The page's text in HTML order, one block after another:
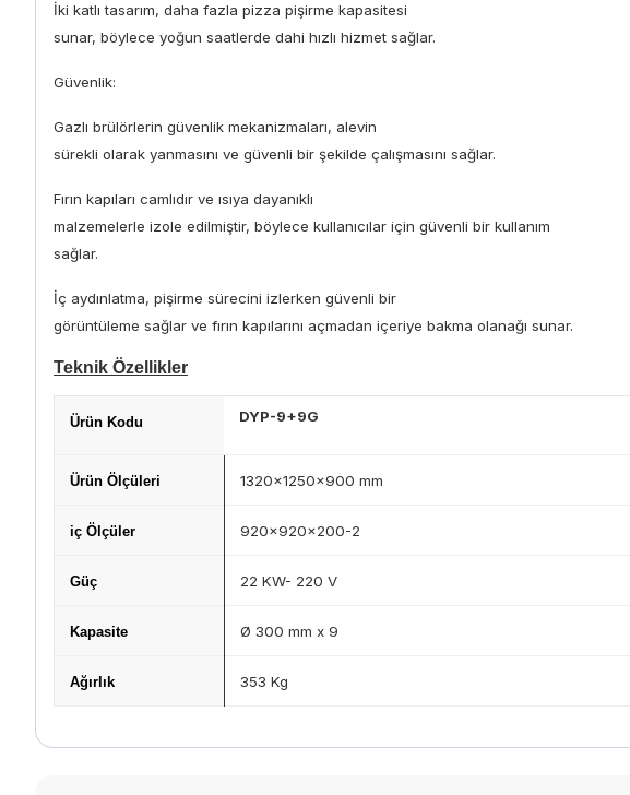
İki katlı tasarım, daha fazla pizza pişirme kapasitesi
sunar, böylece yoğun saatlerde dahi hızlı hizmet sağlar.
Güvenlik:
Gazlı brülörlerin güvenlik mekanizmaları, alevin
sürekli olarak yanmasını ve güvenli bir şekilde çalışmasını sağlar.
Fırın kapıları camlıdır ve ısıya dayanıklı
malzemelerle izole edilmiştir, böylece kullanıcılar için güvenli bir kullanım
sağlar.
İç aydınlatma, pişirme sürecini izlerken güvenli bir
görüntüleme sağlar ve fırın kapılarını açmadan içeriye bakma olanağı sunar.
Teknik Özellikler
Ürün Kodu DYP-9+9G
Ürün Ölçüleri 1320x1250x900 mm
iç Ölçüler 920x920x200-2
Güç 22 KW- 220 V
Kapasite Ø 300 mm x 9
Ağırlık 353 Kg